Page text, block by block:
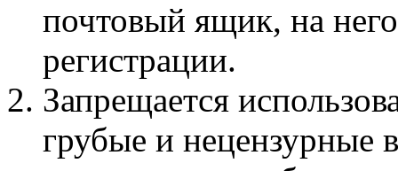
почтовый ящик, на
регистрации.
Запрещается
грубые и нецензурные